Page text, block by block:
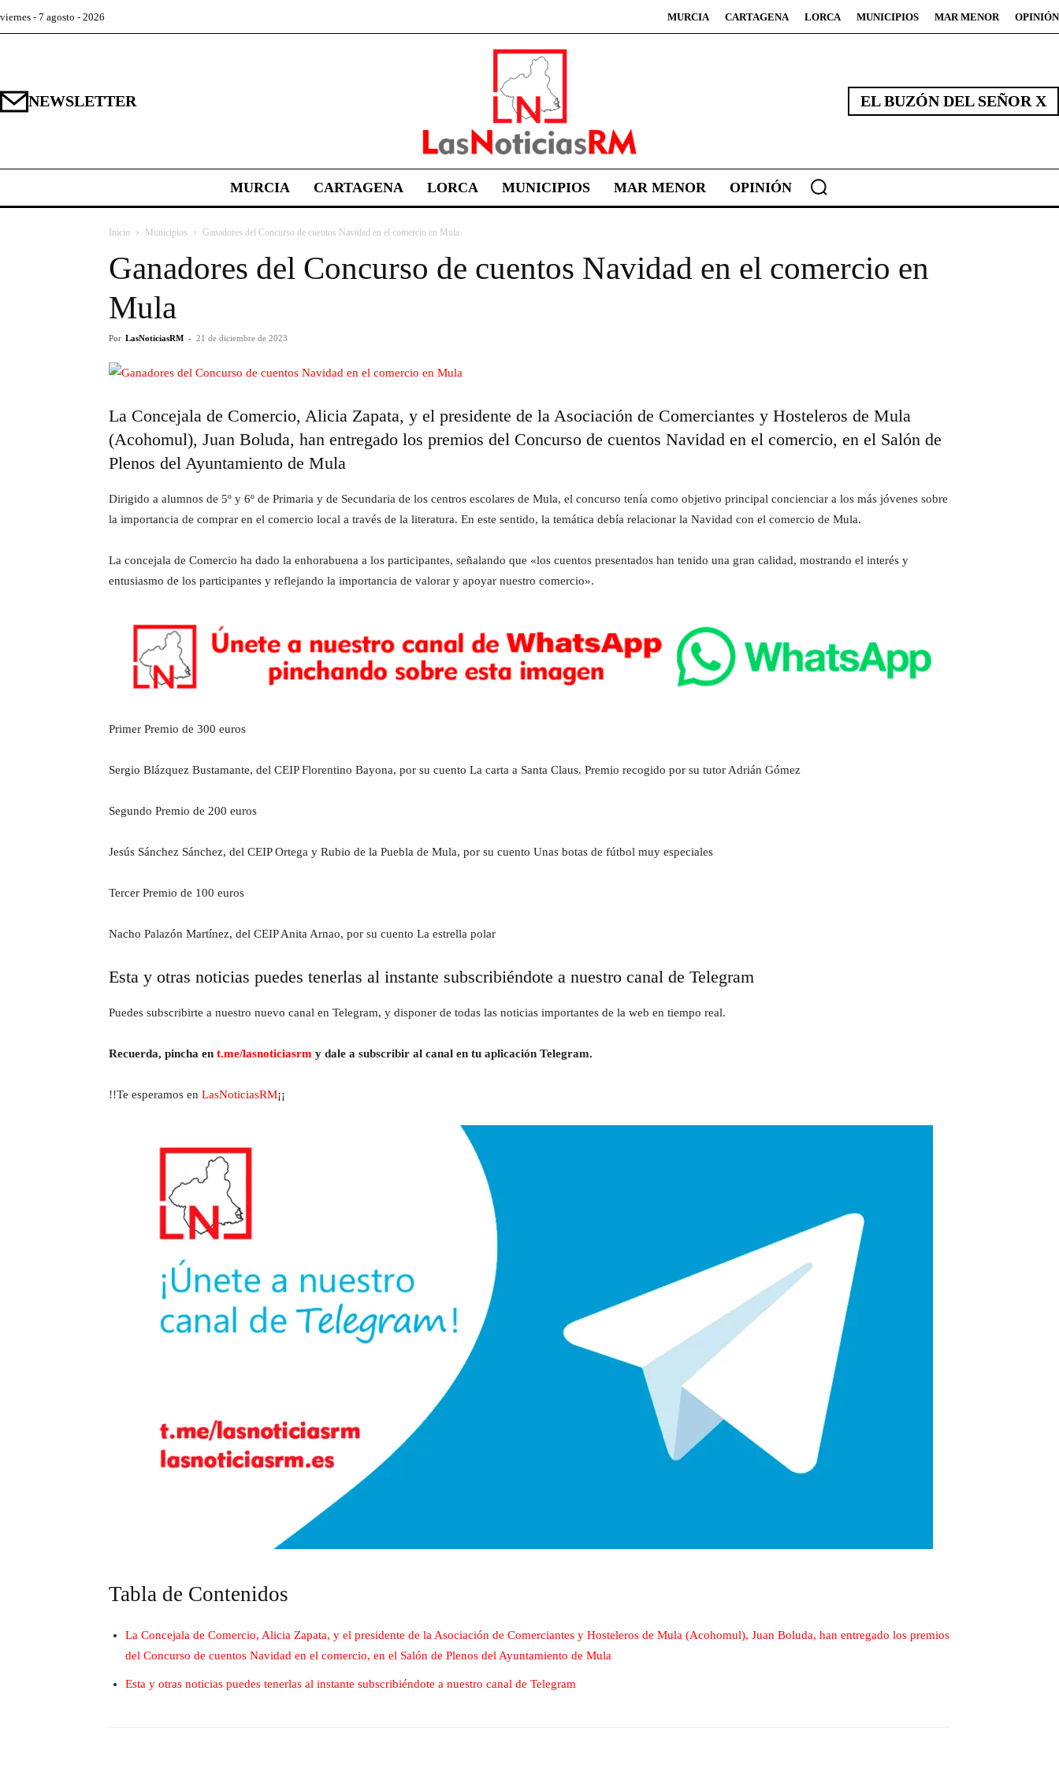
viernes - 7 agosto - 2026 MURCIA CARTAGENA LORCA MUNICIPIOS MAR MENOR OPINIÓN
NEWSLETTER EL BUZÓN DEL SEÑOR X
MURCIA CARTAGENA LORCA MUNICIPIOS MAR MENOR OPINIÓN
Inicio Municipios Ganadores del Concurso de cuentos Navidad en el comercio en Mula
Ganadores del Concurso de cuentos Navidad en el comercio en
Mula
Por LasNoticiasRM - 21 de diciembre de 2023
La Concejala de Comercio, Alicia Zapata, y el presidente de la Asociación de Comerciantes y Hosteleros de Mula
(Acohomul), Juan Boluda, han entregado los premios del Concurso de cuentos Navidad en el comercio, en el Salón de
Plenos del Ayuntamiento de Mula
Dirigido a alumnos de 5º y 6º de Primaria y de Secundaria de los centros escolares de Mula, el concurso tenía como objetivo principal concienciar a los más jóvenes sobre
la importancia de comprar en el comercio local a través de la literatura. En este sentido, la temática debía relacionar la Navidad con el comercio de Mula.
La concejala de Comercio ha dado la enhorabuena a los participantes, señalando que «los cuentos presentados han tenido una gran calidad, mostrando el interés y
entusiasmo de los participantes y reflejando la importancia de valorar y apoyar nuestro comercio».
Primer Premio de 300 euros
Sergio Blázquez Bustamante, del CEIP Florentino Bayona, por su cuento La carta a Santa Claus. Premio recogido por su tutor Adrián Gómez
Segundo Premio de 200 euros
Jesús Sánchez Sánchez, del CEIP Ortega y Rubio de la Puebla de Mula, por su cuento Unas botas de fútbol muy especiales
Tercer Premio de 100 euros
Nacho Palazón Martínez, del CEIP Anita Arnao, por su cuento La estrella polar
Esta y otras noticias puedes tenerlas al instante subscribiéndote a nuestro canal de Telegram
Puedes subscribirte a nuestro nuevo canal en Telegram, y disponer de todas las noticias importantes de la web en tiempo real.
Recuerda, pincha en t.me/lasnoticiasrm y dale a subscribir al canal en tu aplicación Telegram.
!!Te esperamos en LasNoticiasRM¡¡
Tabla de Contenidos
La Concejala de Comercio, Alicia Zapata, y el presidente de la Asociación de Comerciantes y Hosteleros de Mula (Acohomul), Juan Boluda, han entregado los premios
del Concurso de cuentos Navidad en el comercio, en el Salón de Plenos del Ayuntamiento de Mula
Esta y otras noticias puedes tenerlas al instante subscribiéndote a nuestro canal de Telegram